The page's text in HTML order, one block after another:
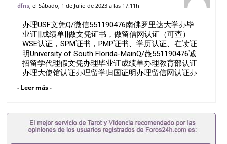
PMP证书、学历认证、在
dfns , el Sábado, 1 de Julio de 2023 a las 17:11h
办理USF文凭Q/微信551190476南佛罗里达大学办毕
业证||成绩单||做文凭证书，做留信网认证（可查）
WSE认证，SPM证书，PMP证书、学历认证、在读证
明University of South Florida-MainQ/薇551190476诚
招留学代理假文凭办理毕业证成绩单办理教育部认证
办理大使馆认证办理留学归国证明办理留信网认证办
办理学位证书办理美国文凭办理澳洲文凭办理英国文
1、毕业证+成绩单+留学回国人员证明+教育部认证,
录取通知书，雅思。（全套留学回国必备证明材料，
给父母及亲朋好友一份完美交代）； 2、雅思、托
- Leer más -